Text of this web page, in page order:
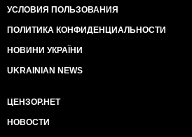
УСЛОВИЯ ПОЛЬЗОВАНИЯ
ПОЛИТИКА КОНФИДЕНЦИАЛЬНОСТИ
НОВИНИ УКРАЇНИ
UKRAINIAN NEWS
ЦЕНЗОР.НЕТ
НОВОСТИ